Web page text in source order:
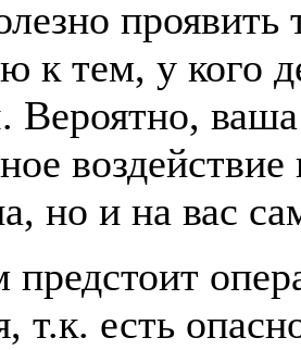
к тем, у кого
Вероятно,
но и на вас
предстоит
т.к. есть